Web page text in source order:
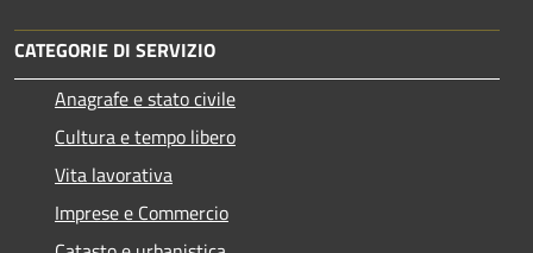
CATEGORIE DI SERVIZIO
Anagrafe e stato civile
Cultura e tempo libero
Vita lavorativa
Imprese e Commercio